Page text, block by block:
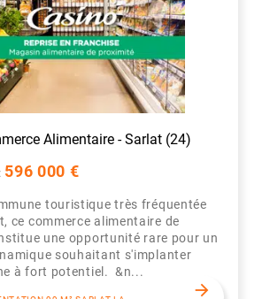
Alimentaire - Sarlat (24)
596 000 €
touristique très fréquentée
ce commerce alimentaire de
une opportunité rare pour un
souhaitant s'implanter
à fort potentiel. &n...
arrow_forward